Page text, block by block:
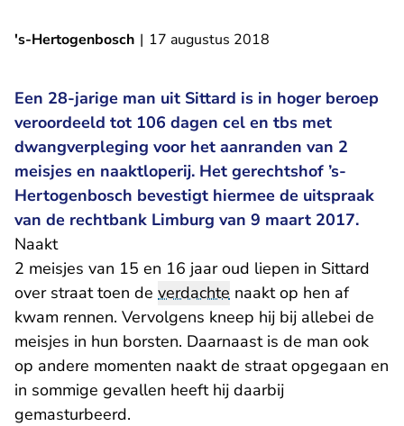
's-Hertogenbosch | 17 augustus 2018
Een 28-jarige man uit Sittard is in hoger beroep
veroordeeld tot 106 dagen cel en tbs met
dwangverpleging voor het aanranden van 2
meisjes en naaktloperij. Het gerechtshof ’s-
Hertogenbosch bevestigt hiermee de uitspraak
van de rechtbank Limburg van 9 maart 2017.
Naakt
2 meisjes van 15 en 16 jaar oud liepen in Sittard
over straat toen de verdachte naakt op hen af
kwam rennen. Vervolgens kneep hij bij allebei de
meisjes in hun borsten. Daarnaast is de man ook
op andere momenten naakt de straat opgegaan en
in sommige gevallen heeft hij daarbij
gemasturbeerd.